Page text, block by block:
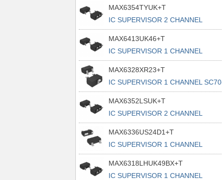
MAX6354TYUK+T
IC SUPERVISOR 2 CHANNEL
SOT23-5
MAX6413UK46+T
IC SUPERVISOR 1 CHANNEL
SOT23-5
MAX6328XR23+T
IC SUPERVISOR 1 CHANNEL
3
MAX6352LSUK+T
IC SUPERVISOR 2 CHANNEL
SOT23-5
MAX6336US24D1+T
IC SUPERVISOR 1 CHANNEL
SOT143-4
MAX6318LHUK49BX+T
IC SUPERVISOR 1 CHANNEL